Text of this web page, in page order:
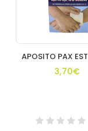
3,70€